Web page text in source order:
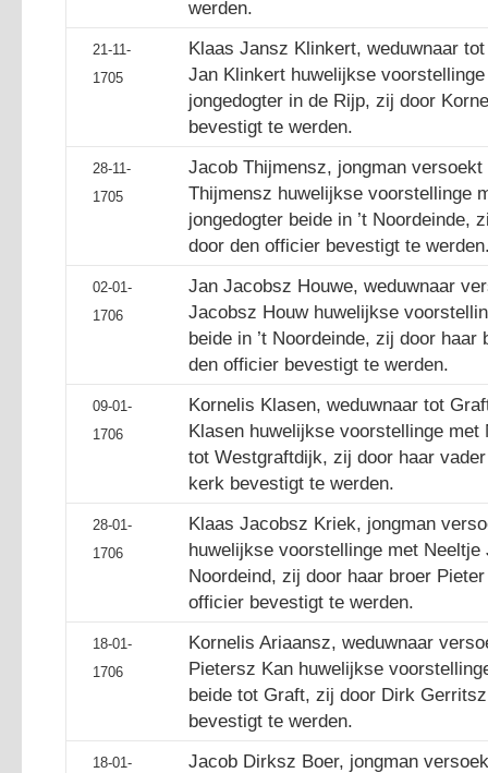
werden.
21-11-
1705
Klaas Jansz Klinkert, weduwnaar
Jan Klinkert huwelijkse
jongedogter in de Rijp, zij door
bevestigt te werden.
28-11-
1705
Jacob Thijmensz, jongman
Thijmensz huwelijkse voorstellinge
jongedogter beide in ’t Noordeinde,
door den officier bevestigt te
02-01-
1706
Jan Jacobsz Houwe, weduwnaar
Jacobsz Houw huwelijkse
beide in ’t Noordeinde, zij door
den officier bevestigt te werden.
09-01-
1706
Kornelis Klasen, weduwnaar tot
Klasen huwelijkse voorstellinge
tot Westgraftdijk, zij door haar
kerk bevestigt te werden.
28-01-
1706
Klaas Jacobsz Kriek, jongman
huwelijkse voorstellinge met Neeltje
Noordeind, zij door haar broer
officier bevestigt te werden.
18-01-
1706
Kornelis Ariaansz, weduwnaar
Pietersz Kan huwelijkse
beide tot Graft, zij door Dirk
bevestigt te werden.
18-01-
Jacob Dirksz Boer, jongman